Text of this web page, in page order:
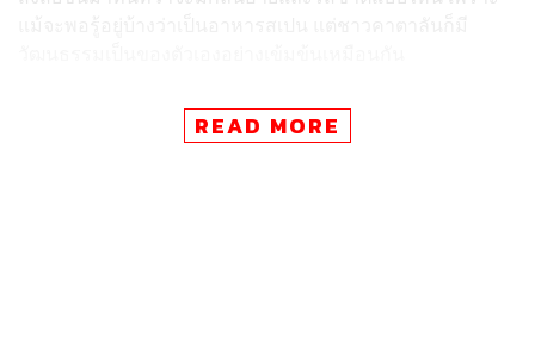
เป็นชื่อห้องอาหารใหม่ที่ตั้งให้เข้าใจแบบ
ตรงไปตรงมา เพื่อแขกจะได้ไม่สับสน เพราะที่นี่อยู่ในพื้นที่
READ MORE